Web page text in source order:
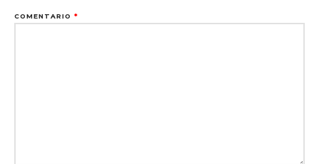
COMENTARIO *